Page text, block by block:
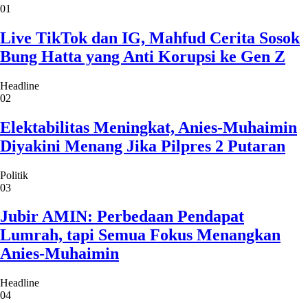
01
Live TikTok dan IG, Mahfud Cerita Sosok
Bung Hatta yang Anti Korupsi ke Gen Z
Headline
02
Elektabilitas Meningkat, Anies-Muhaimin
Diyakini Menang Jika Pilpres 2 Putaran
Politik
03
Jubir AMIN: Perbedaan Pendapat
Lumrah, tapi Semua Fokus Menangkan
Anies-Muhaimin
Headline
04